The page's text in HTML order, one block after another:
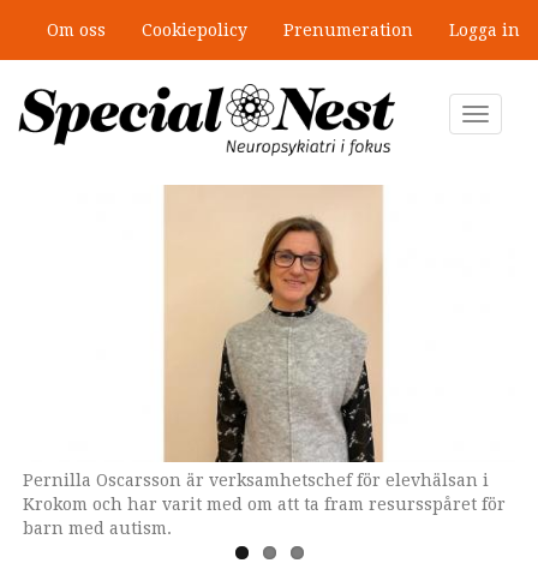
huvudinnehåll
Om oss Cookiepolicy Prenumeration Logga in
Toggle
Pernilla Oscarsson är verksamhetschef för elevhälsan i
Krokom och har varit med om att ta fram resursspåret för
barn med autism.
Annika Widén är rektor för Dvärsätts skola som erbjuder
ett anpassat resursspår för barn med autism.
I den lilla gruppen för elever med autism får
eleverna hjälp genom bildstöd och alla har en enskild fast
arbetsplats i en lugnare vrå.